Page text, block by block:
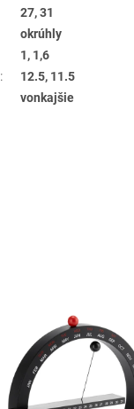
27, 31
okrúhly
1, 1,6
:
12.5, 11.5
vonkajšie